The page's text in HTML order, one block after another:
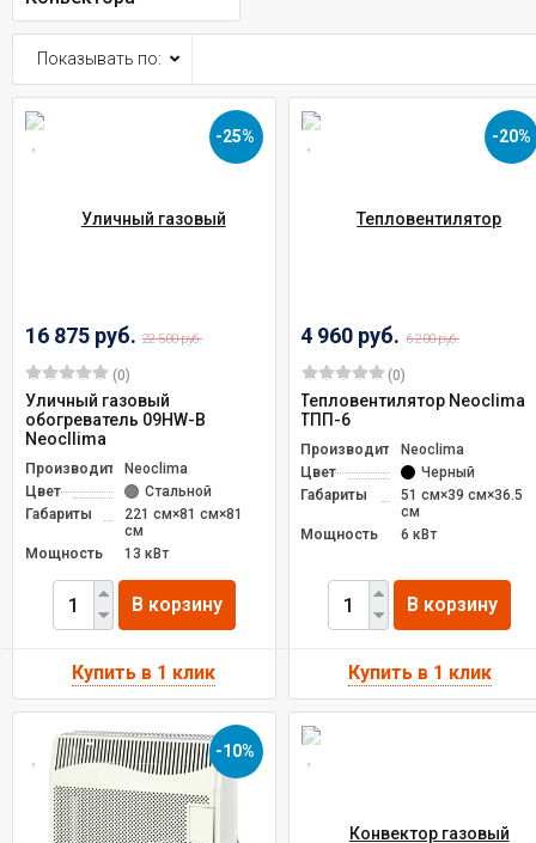
Показывать по:
-25%
16 875 руб. 22 500 руб.
(0)
Уличный газовый
обогреватель 09HW-B
Neocllima
ПроизводительNeoclima
Цвет
Стальной
Габариты
221 см×81 см×81
см
Мощность
13 кВт
В корзину
-20%
4 960 руб. 6 200 руб.
(0)
Тепловентилятор Neoclima
ТПП-6
ПроизводительNeoclima
Цвет
Черный
Габариты
51 см×39 см×36.5
см
Мощность
6 кВт
В корзину
-10%